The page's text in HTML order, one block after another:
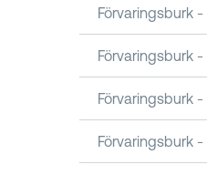
Förvaringsburk -
Förvaringsburk -
Förvaringsburk -
Förvaringsburk -